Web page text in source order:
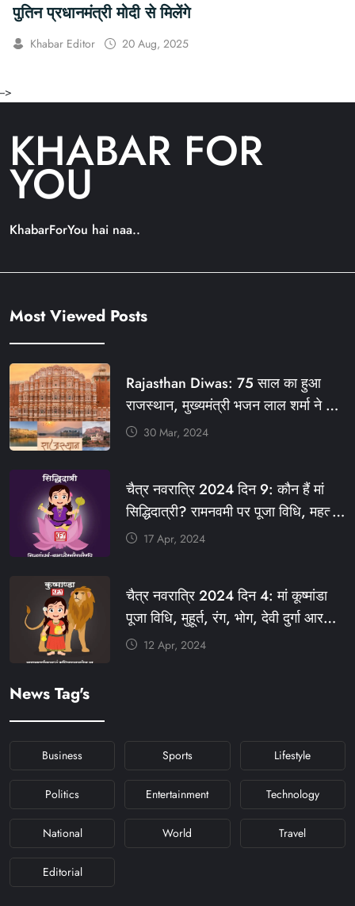
पुतिन प्रधानमंत्री मोदी से मिलेंगे
Khabar Editor 20 Aug, 2025
-->
KHABAR FOR
YOU
KhabarForYou hai naa..
Most Viewed Posts
Rajasthan Diwas: 75 साल का हुआ
राजस्थान, मुख्यमंत्री भजन लाल शर्मा ने दी
बधाई, आज फ्री रहेंगी ये सेवाएं
#KHABARFORYOU #KFYNEWS
#KFYSOCIAL
30 Mar, 2024
चैत्र नवरात्रि 2024 दिन 9: कौन हैं मां
सिद्धिदात्री? रामनवमी पर पूजा विधि, महत्व,
रंग, प्रसाद #KFY #KFYNEWS
#NAVRATRIDAY
17 Apr, 2024
चैत्र नवरात्रि 2024 दिन 4: मां कूष्मांडा
पूजा विधि, मुहूर्त, रंग, भोग, देवी दुर्गा आरती
और मंत्र #KFY #KFYNEWS
12 Apr, 2024
News Tag's
Business Sports Lifestyle
Politics Entertainment Technology
National World Travel
Editorial